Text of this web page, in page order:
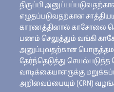
திருப்பி
எழுதப்படுவதற்கான
காரணத்தினால் காசோலை
பணம் செலுத்தும் வங்கி
அனுப்புவதற்கான
தேர்ந்தெடுத்து
வாடிக்கையாளருக்கு
அறிவைப்பையும் (CRN)